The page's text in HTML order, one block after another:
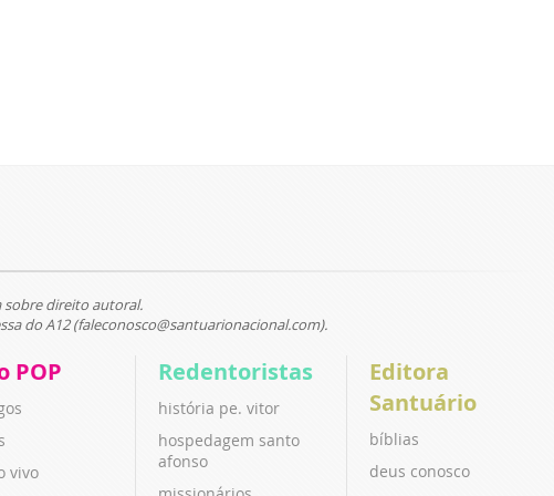
sobre direito autoral.
do A12 (faleconosco@santuarionacional.com).
POP
vivo
Redentoristas
história pe. vitor
hospedagem santo
afonso
Editora
Santuário
bíblias
deus conosco